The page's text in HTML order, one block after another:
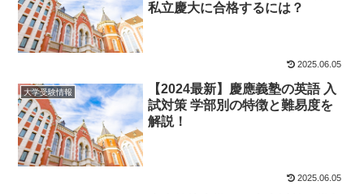
私立慶大に合格するには？
2025.06.05
大学受験情報
【2024最新】慶應義塾の英語 入
試対策 学部別の特徴と難易度を
解説！
2025.06.05